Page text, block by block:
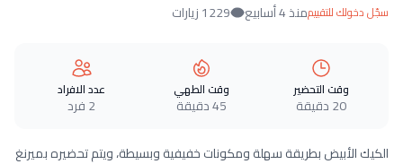
سجّل دخولك للتقييممنذ 4 أسابيع 1229 زيارات
وقت التحضير
20 دقيقة
وقت الطهي
45 دقيقة
عدد الافراد
2 فرد
الكيك الأبيض بطريقة سهلة ومكونات خفيفية وبسيطة، ويتم تحضيره بميرنغ